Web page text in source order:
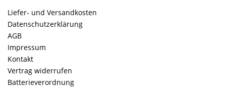
Liefer- und Versandkosten
Datenschutzerklärung
AGB
Impressum
Kontakt
Vertrag widerrufen
Batterieverordnung